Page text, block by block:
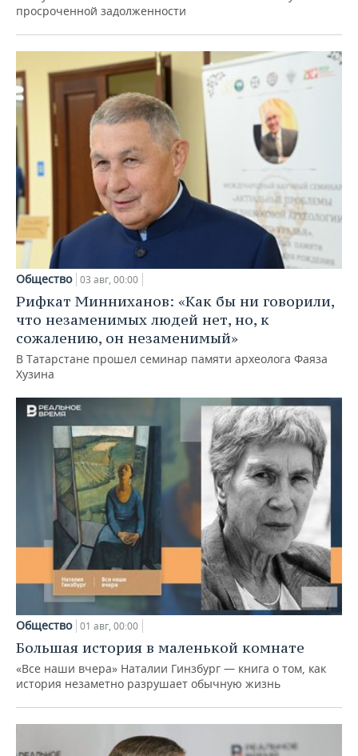
просроченной задолженности
Общество 03 авг, 00:00
Рифкат Минниханов: «Как бы ни говорили,
что незаменимых людей нет, но, к
сожалению, он незаменимый»
В Татарстане прошел семинар памяти археолога Фаяза
Хузина
Общество 01 авг, 00:00
Большая история в маленькой комнате
«Все наши вчера» Наталии Гинзбург — книга о том, как
история незаметно разрушает обычную жизнь